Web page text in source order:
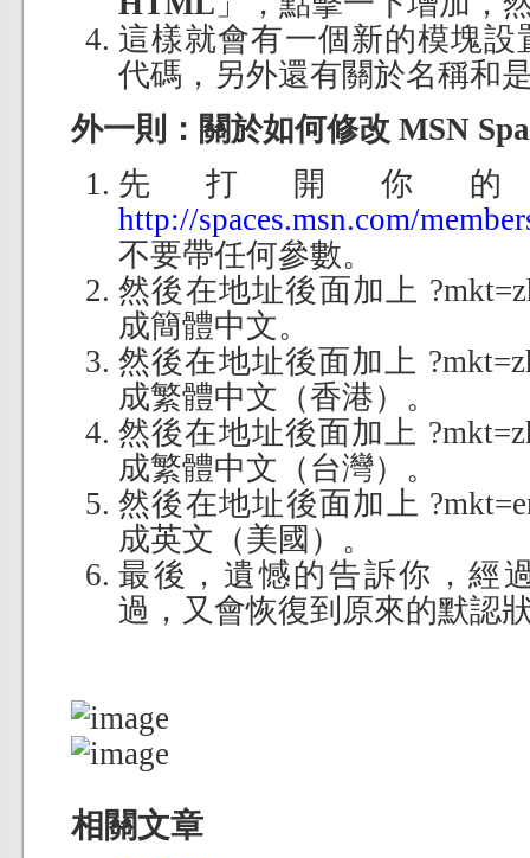
這樣就會有一個新的模塊
代碼，另外還有關於名稱和
外一則：關於如何修改 MSN
先打開你
http://spaces.msn.com/
不要帶任何參數。
然後在地址後面加上
成簡體中文。
然後在地址後面加上
成繁體中文（香港）。
然後在地址後面加上
成繁體中文（台灣）。
然後在地址後面加上
成英文（美國）。
最後，遺憾的告訴你，經
過，又會恢復到原來的默認
相關文章